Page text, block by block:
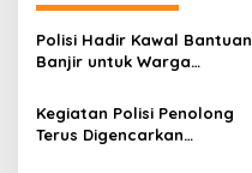
a
s
i
p
Polisi Hadir Kawal Bantuan
Banjir untuk Warga
Salurkan Logistik
Kemanusiaan
Kegiatan Polisi Penolong
Terus Digencarkan